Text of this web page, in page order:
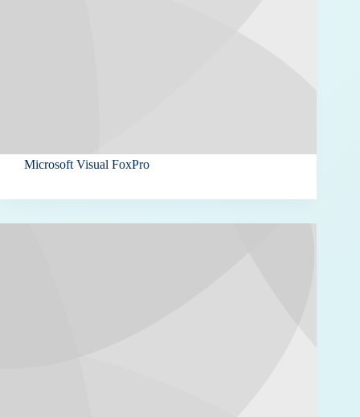
Microsoft Visual FoxPro